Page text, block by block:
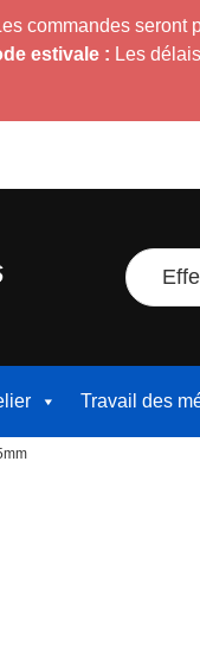
commandes seront
estivale : Les
Travail des